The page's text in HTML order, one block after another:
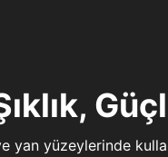
yan yüzeylerinde